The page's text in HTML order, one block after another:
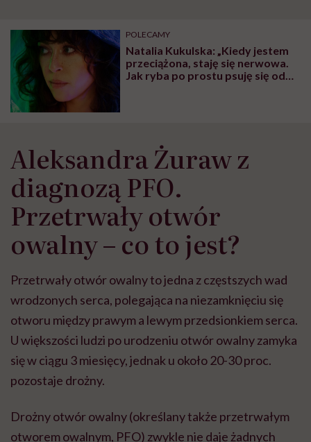
może chyba tylko
głupota i brak
wyobraźni"
pracy
POLECAMY
Natalia Kukulska: „Kiedy jestem
przeciążona, staję się nerwowa.
Jak ryba po prostu psuję się od
Aleksandra Żuraw z
diagnozą PFO.
Przetrwały otwór
owalny – co to jest?
Przetrwały otwór owalny to jedna z częstszych wad
wrodzonych serca, polegająca na niezamknięciu się
otworu między prawym a lewym przedsionkiem serca.
U większości ludzi po urodzeniu otwór owalny zamyka
się w ciągu 3 miesięcy, jednak u około 20-30 proc.
pozostaje drożny.
Drożny otwór owalny (określany także przetrwałym
otworem owalnym, PFO) zwykle nie daje żadnych